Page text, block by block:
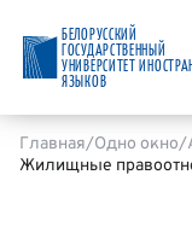
БЕЛОРУССКИЙ
ГОСУДАРСТВЕННЫЙ
УНИВЕРСИТЕТ
ЯЗЫКОВ
Главная Одно окно
Жилищные